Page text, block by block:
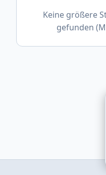
Keine größere
gefunden